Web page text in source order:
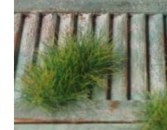
Deze
optie
kan
op